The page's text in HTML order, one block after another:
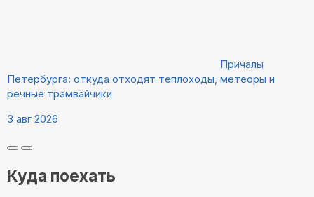
Причалы
Петербурга: откуда отходят теплоходы, метеоры и
речные трамвайчики
3 авг 2026
Куда поехать